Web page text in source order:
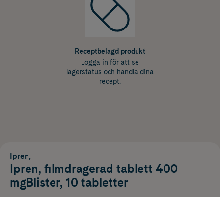
Receptbelagd produkt
Logga in för att se
lagerstatus och handla dina
recept.
Ipren,
Ipren, filmdragerad tablett 400
mgBlister, 10 tabletter